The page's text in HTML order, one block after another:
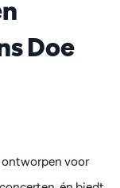
Doe
voor